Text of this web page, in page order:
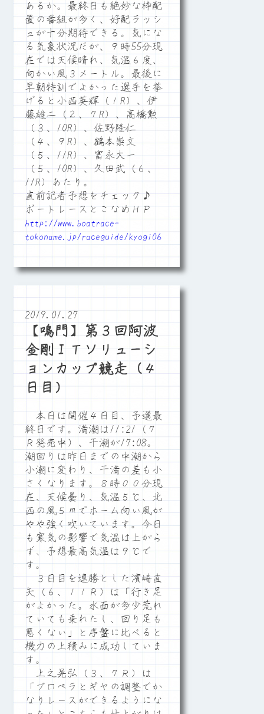
あるか。最終日も絶妙な枠配
置の番組が多く、好配ラッシ
ュが十分期待できる。気にな
る気象状況だが、９時55分現
在では天候晴れ、気温６度、
向かい風３メートル。最後に
早朝特訓でよかった選手を挙
げると小西英輝（１R）、伊
藤雄二（２、７R）、高橋勲
（３、10R）、佐野隆仁
（４、９R）、鶴本崇文
（５、11R）、富永大一
（５、10R）、久田武（６、
11R）あたり。
直前記者予想をチェック♪
ボートレースとこなめＨＰ
http://www.boatrace-
tokoname.jp/raceguide/kyogi06
2019.01.27
【鳴門】第３回阿波
金剛ＩＴソリューシ
ョンカップ競走（４
日目）
本日は開催４日目、予選最
終日です。満潮は11:21（７
Ｒ発売中）、干潮が17:08。
潮回りは昨日までの中潮から
小潮に変わり、干満の差も小
さくなります。８時００分現
在、天候曇り、気温５℃、北
西の風５ｍでホーム向い風が
やや強く吹いています。今日
も寒気の影響で気温は上がら
ず、予想最高気温は９℃で
す。
３日目を連勝とした濱崎直
矢（６、１１Ｒ）は「行き足
がよかった。水面が多少荒れ
ていても乗れたし、回り足も
悪くない」と序盤に比べると
機力の上積みに成功していま
す。
上之晃弘（３、７Ｒ）は
「プロペラとギヤの調整でか
なりレースができるようにな